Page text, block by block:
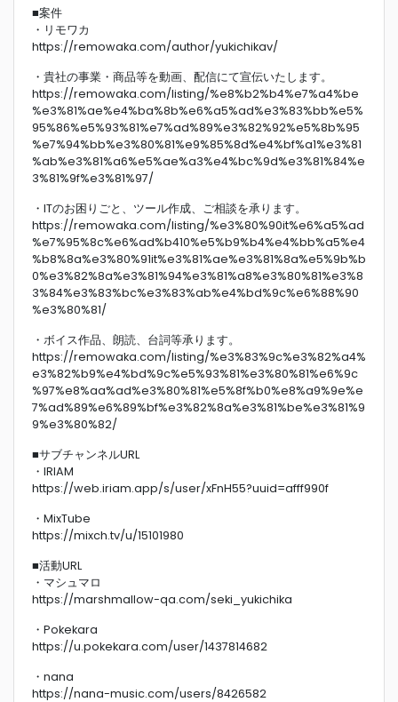
■案件
・リモワカ
https://remowaka.com/author/yukichikav/
・貴社の事業・商品等を動画、配信にて宣伝いたします。
https://remowaka.com/listing/%e8%b2%b4%e7%a4%be
%e3%81%ae%e4%ba%8b%e6%a5%ad%e3%83%bb%e5%
95%86%e5%93%81%e7%ad%89%e3%82%92%e5%8b%95
%e7%94%bb%e3%80%81%e9%85%8d%e4%bf%a1%e3%81
%ab%e3%81%a6%e5%ae%a3%e4%bc%9d%e3%81%84%e
3%81%9f%e3%81%97/
・ITのお困りごと、ツール作成、ご相談を承ります。
https://remowaka.com/listing/%e3%80%90it%e6%a5%ad
%e7%95%8c%e6%ad%b410%e5%b9%b4%e4%bb%a5%e4
%b8%8a%e3%80%91it%e3%81%ae%e3%81%8a%e5%9b%b
0%e3%82%8a%e3%81%94%e3%81%a8%e3%80%81%e3%8
3%84%e3%83%bc%e3%83%ab%e4%bd%9c%e6%88%90
%e3%80%81/
・ボイス作品、朗読、台詞等承ります。
https://remowaka.com/listing/%e3%83%9c%e3%82%a4%
e3%82%b9%e4%bd%9c%e5%93%81%e3%80%81%e6%9c
%97%e8%aa%ad%e3%80%81%e5%8f%b0%e8%a9%9e%e
7%ad%89%e6%89%bf%e3%82%8a%e3%81%be%e3%81%9
9%e3%80%82/
■サブチャンネルURL
・IRIAM
https://web.iriam.app/s/user/xFnH55?uuid=afff990f
・MixTube
https://mixch.tv/u/15101980
■活動URL
・マシュマロ
https://marshmallow-qa.com/seki_yukichika
・Pokekara
https://u.pokekara.com/user/1437814682
・nana
https://nana-music.com/users/8426582